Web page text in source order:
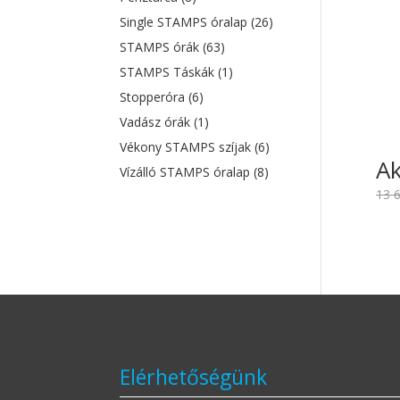
13
Single STAMPS óralap(26)
STAMPS órák(63)
STAMPS Táskák(1)
Stopperóra(6)
Vadász órák(1)
Vékony STAMPS szíjak(6)
Vízálló STAMPS óralap(8)
Elérhetőségünk